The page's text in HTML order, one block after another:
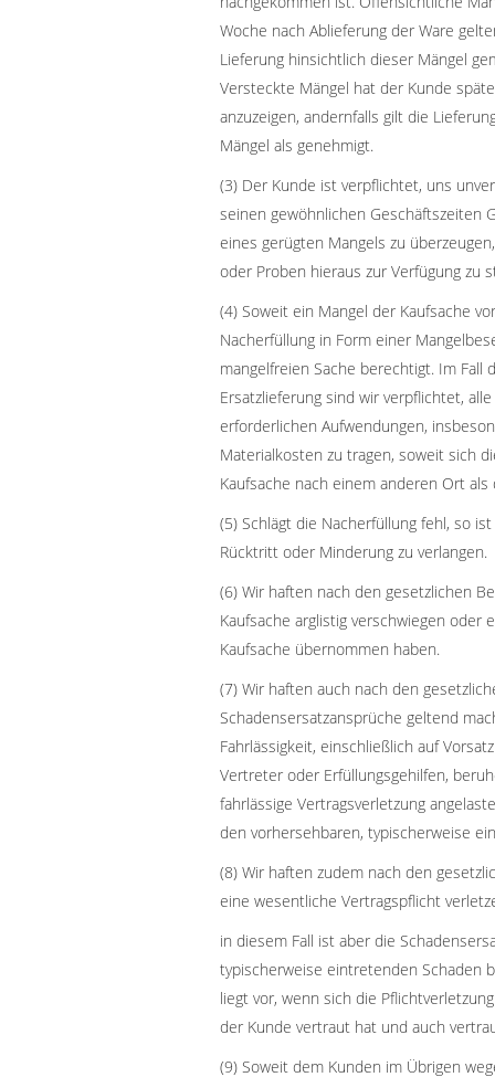
Woche nach Ablieferung der Ware
Lieferung hinsichtlich dieser Mängel
Versteckte Mängel hat der Kunde
anzuzeigen, andernfalls gilt die
Mängel als genehmigt.
(3) Der Kunde ist verpflichtet, uns
seinen gewöhnlichen Geschäftszeiten
eines gerügten Mangels zu
oder Proben hieraus zur Verfügung zu
(4) Soweit ein Mangel der Kaufsache
Nacherfüllung in Form einer
mangelfreien Sache berechtigt. Im Fall
Ersatzlieferung sind wir verpflichtet,
erforderlichen Aufwendungen,
Materialkosten zu tragen, soweit sich
Kaufsache nach einem anderen Ort
(5) Schlägt die Nacherfüllung fehl, so
Rücktritt oder Minderung zu verlangen.
(6) Wir haften nach den gesetzlichen
Kaufsache arglistig verschwiegen
Kaufsache übernommen haben.
(7) Wir haften auch nach den
Schadensersatzansprüche geltend
Fahrlässigkeit, einschließlich auf
Vertreter oder Erfüllungsgehilfen,
fahrlässige Vertragsverletzung
den vorhersehbaren, typischerweise
(8) Wir haften zudem nach den
eine wesentliche Vertragspflicht
in diesem Fall ist aber die
typischerweise eintretenden Schaden
liegt vor, wenn sich die
der Kunde vertraut hat und auch
(9) Soweit dem Kunden im Übrigen